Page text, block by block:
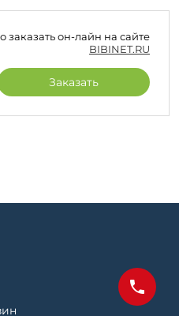
заказать он-лайн на сайте
BIBINET.RU
Заказать